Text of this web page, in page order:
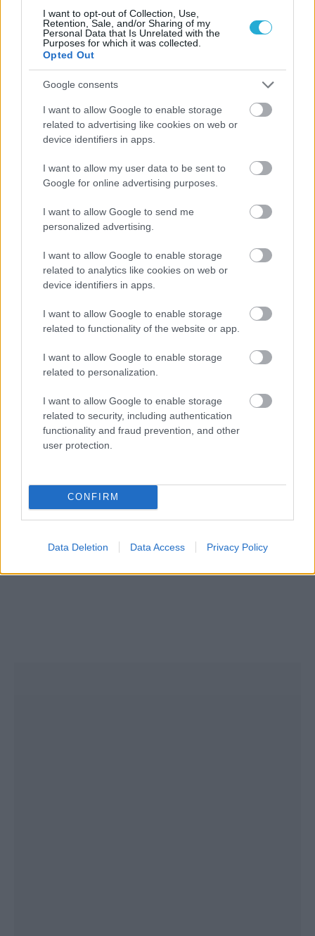
I want to opt-out of Collection, Use,
Retention, Sale, and/or Sharing of my
Personal Data that Is Unrelated with the
Purposes for which it was collected.
Opted Out
Google consents
I want to allow Google to enable storage
related to advertising like cookies on web or
device identifiers in apps.
I want to allow my user data to be sent to
Google for online advertising purposes.
I want to allow Google to send me
personalized advertising.
I want to allow Google to enable storage
related to analytics like cookies on web or
device identifiers in apps.
I want to allow Google to enable storage
related to functionality of the website or app.
I want to allow Google to enable storage
related to personalization.
I want to allow Google to enable storage
related to security, including authentication
functionality and fraud prevention, and other
user protection.
CONFIRM
Data Deletion Data Access Privacy Policy
Α1 ΑΝΔΡΩΝ 04/03/2016
«Βάζουν λουκέτο» στη 2η θέση
3) που εκτός εξαιρετικού απροόπτου θα «κλειδώσει» τη 2η
θέση της κανονικής περιόδου για μία εκ των ομάδων
Φοίνικα Σύρου ή Κηφισιά, είναι «όλα τα λεφτά» στο
πρόγραμμα της 19ης αγωνιστικής Volleyleague «Πάμε
ομάδες που παλεύουν μέχρι τέλους για τη σωτηρία τους,
αλλά και το λυτρωτικό πλασάρισμα στην 8άδα. Την
LEAGUE CUP "ΝΙΚΟΣ ΣΑΜΑΡΑΣ" 18/02/2016
Έτοιμοι οι «μονομάχοι» του Λιγκ Καπ!
Τύπου του φάιναλ-4 του Λιγκ Καπ «Νίκος Σαμαράς» που
ξεκινά την Παρασκευή (19/2) στο γυμναστήριο «Δημήτριος
Βικέλας» στην Ερμούπολη με τη συμμετοχή του γηπεδούχου
του περσινού τίτλου Ολυμπιακού και του Ηρακλή